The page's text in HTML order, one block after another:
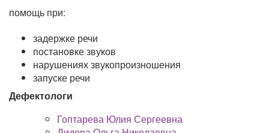
помощь при:
задержке речи
постановке звуков
нарушениях звукопроизношения
запуске речи
Дефектологи
Гоптарева Юлия Сергеевна